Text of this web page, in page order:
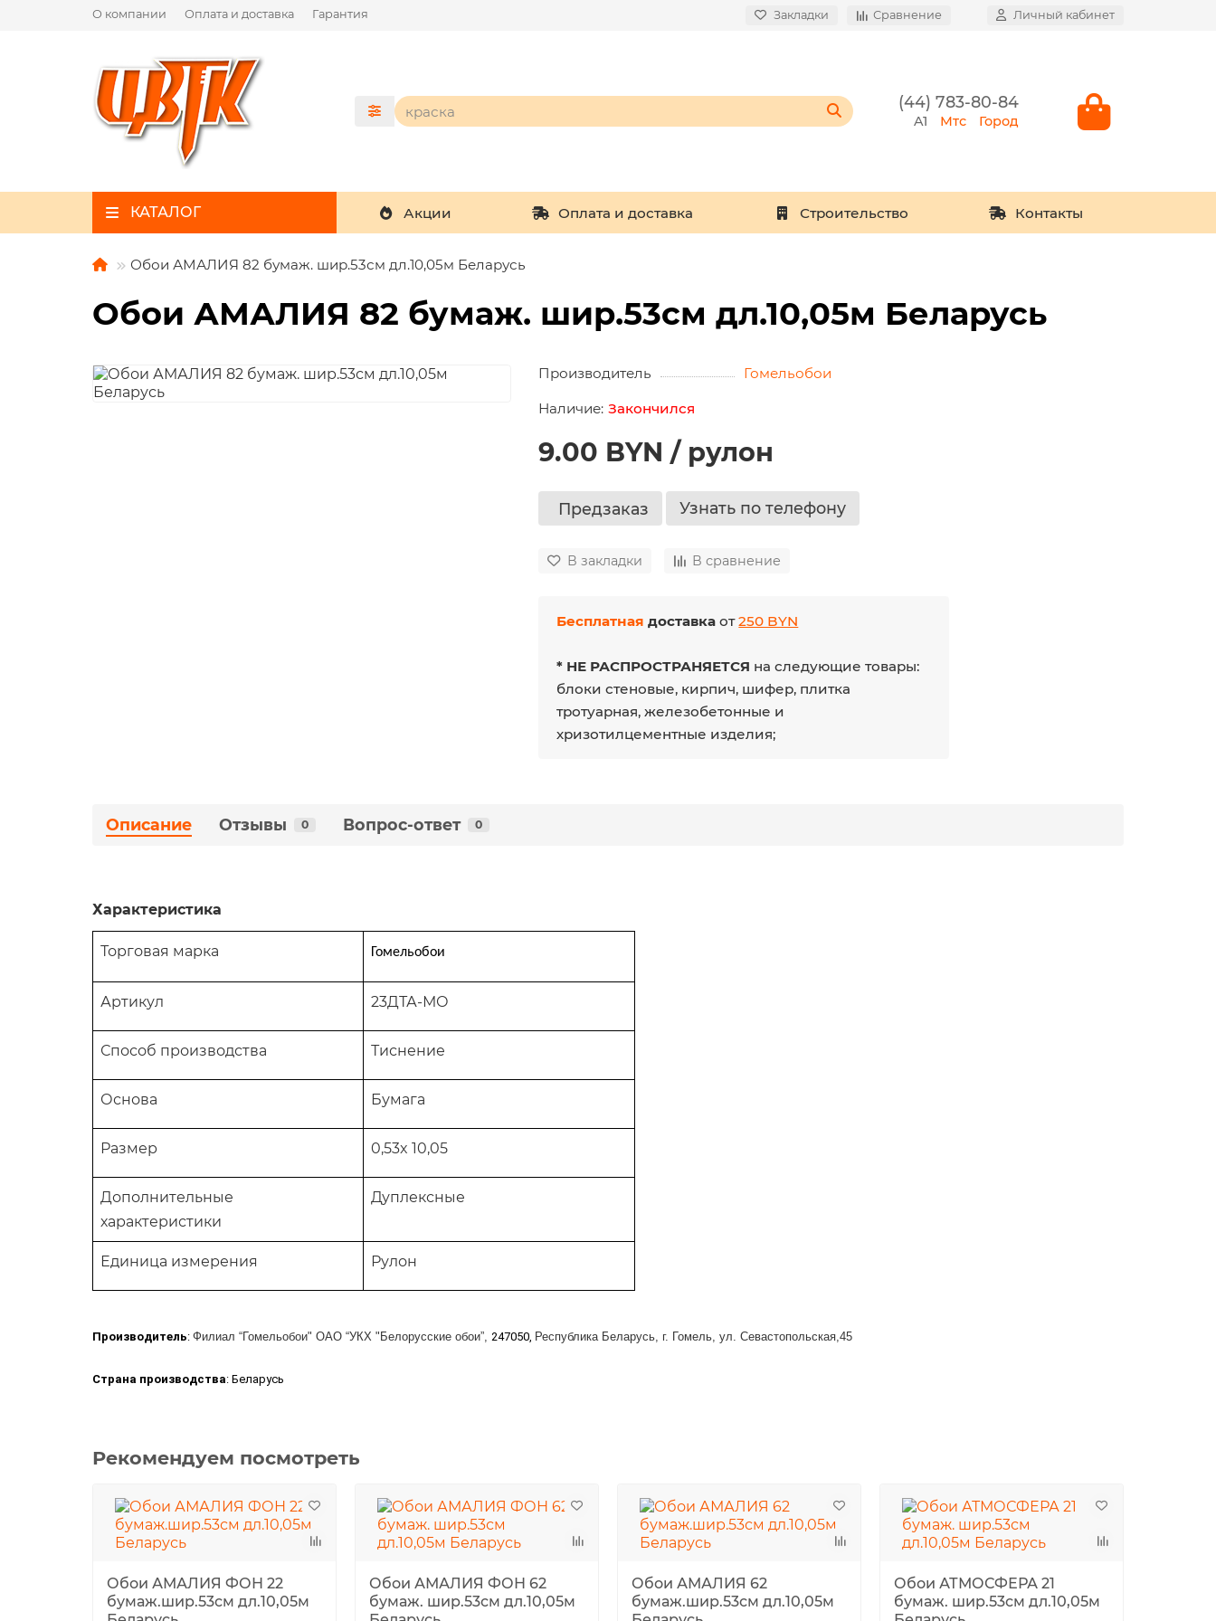
О компании Оплата и доставка Гарантия Закладки Сравнение Личный кабинет
(44) 783-80-84
A1 Мтс Город
КАТАЛОГ Акции Оплата и доставка Строительство Контакты
Обои АМАЛИЯ 82 бумаж. шир.53см дл.10,05м Беларусь
Обои АМАЛИЯ 82 бумаж. шир.53см дл.10,05м Беларусь
Производитель Гомельобои
Закончился
9.00 BYN / рулон
Предзаказ Узнать по телефону
В закладки В сравнение
Бесплатная доставка от250 BYN
* НЕ РАСПРОСТРАНЯЕТСЯ на следующие товары:
блоки стеновые, кирпич, шифер, плитка
тротуарная, железобетонные и
хризотилцементные изделия;
Описание Отзывы 0 Вопрос-ответ 0
Характеристика
Торговая марка Гомельобои
Артикул 23ДТА-МО
Способ производства Тиснение
Основа Бумага
Размер 0,53x 10,05
Дополнительные
характеристики
Дуплексные
Единица измерения Рулон
Производитель: Филиал “Гомельобои" ОАО “УКХ "Белорусские обои”, 247050, Республика Беларусь, г. Гомель, ул. Севастопольская,45
Страна производства: Беларусь
Рекомендуем посмотреть
Обои АМАЛИЯ ФОН 22
бумаж.шир.53см дл.10,05м
Обои АМАЛИЯ ФОН 62
бумаж. шир.53см дл.10,05м
Обои АМАЛИЯ 62
бумаж.шир.53см дл.10,05м
Обои АТМОСФЕРА 21
бумаж. шир.53см дл.10,05м